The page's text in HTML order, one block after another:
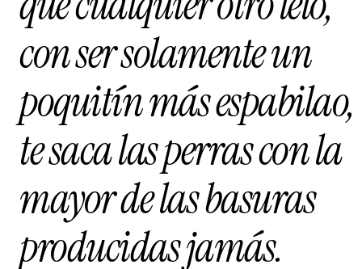
con ser solamente un
poquitín más espabilao,
te saca las perras con la
mayor de las basuras
producidas jamás.